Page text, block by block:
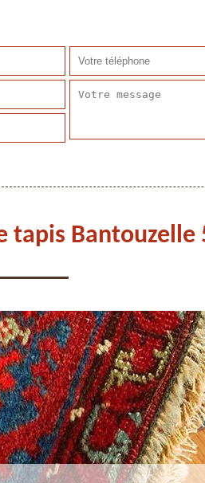
tapis Bantouzelle